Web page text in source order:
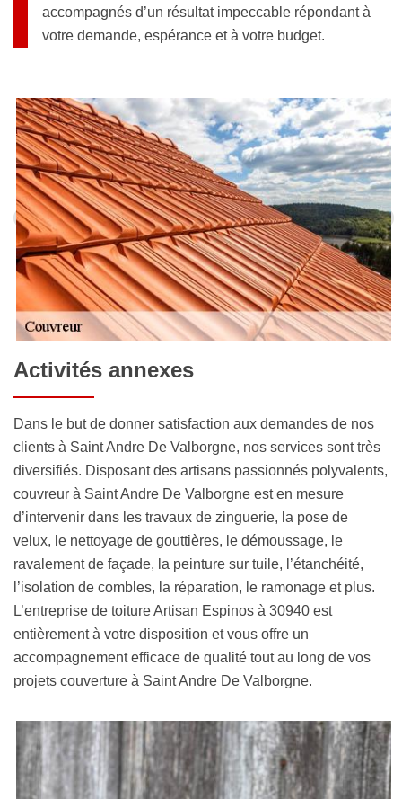
accompagnés d’un résultat impeccable répondant à
votre demande, espérance et à votre budget.
Activités annexes
Dans le but de donner satisfaction aux demandes de nos
clients à Saint Andre De Valborgne, nos services sont très
diversifiés. Disposant des artisans passionnés polyvalents,
couvreur à Saint Andre De Valborgne est en mesure
d’intervenir dans les travaux de zinguerie, la pose de
velux, le nettoyage de gouttières, le démoussage, le
ravalement de façade, la peinture sur tuile, l’étanchéité,
l’isolation de combles, la réparation, le ramonage et plus.
L’entreprise de toiture Artisan Espinos à 30940 est
entièrement à votre disposition et vous offre un
accompagnement efficace de qualité tout au long de vos
projets couverture à Saint Andre De Valborgne.